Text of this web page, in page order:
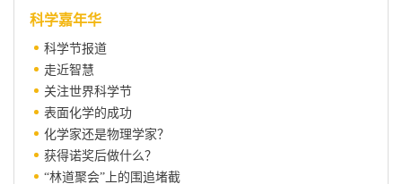
科学嘉年华
科学节报道
走近智慧
关注世界科学节
表面化学的成功
化学家还是物理学家？
获得诺奖后做什么？
“林道聚会”上的围追堵截